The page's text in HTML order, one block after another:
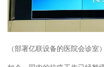
（部署亿联设备的医院会诊室）